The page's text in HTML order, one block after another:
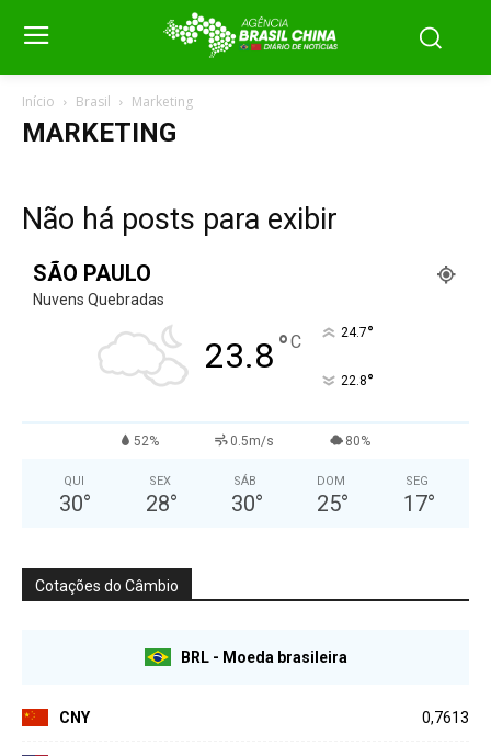
Início Brasil Marketing
MARKETING
Não há posts para exibir
SÃO PAULO
Nuvens Quebradas
23.8°C 24.7°
22.8°
52% 0.5m/s 80%
QUI
30°
SEX
28°
SÁB
30°
DOM
25°
SEG
17°
Cotações do Câmbio
BRL - Moeda brasileira
CNY 0,7613